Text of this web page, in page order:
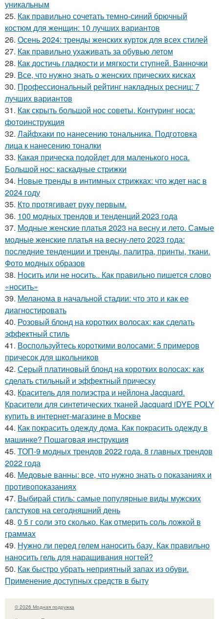
уникальным
25. Как правильно сочетать темно-синий брючный
костюм для женщин: 10 лучших вариантов
26. Осень 2024: тренды женских курток для всех стилей
27. Как правильно ухаживать за обувью летом
28. Как достичь гладкости и мягкости ступней. Ванночки
29. Все, что нужно знать о женских прических кисках
30. Профессиональный рейтинг накладных ресниц: 7
лучших вариантов
31. Как скрыть большой нос советы. Контуринг носа:
фотоинструкция
32. Лайфхаки по нанесению тональника. Подготовка
лица к нанесению тоналки
33. Какая прическа подойдет для маленького носа.
Большой нос: каскадные стрижки
34. Новые тренды в интимных стрижках: что ждет нас в
2024 году
35. Кто протягивает руку первым.
36. 100 модных трендов и тенденций 2023 года
37. Модные женские платья 2023 на весну и лето. Самые
модные женские платья на весну-лето 2023 года:
последние тенденции и тренды, палитра, принты, ткани.
Фото модных образов
38. Носить или не носить.. Как правильно пишется слово
«носить»
39. Меланома в начальной стадии: что это и как ее
диагностировать
40. Розовый блонд на коротких волосах: как сделать
эффектный стиль
41. Воспользуйтесь короткими волосами: 5 примеров
причесок для школьников
42. Серый платиновый блонд на коротких волосах: как
сделать стильный и эффектный прическу
43. Краситель для полиэстра и нейлона Jacquard.
Красители для синтетических тканей Jacquard iDYE POLY
купить в интернет-магазине в Москве
44. Как покрасить одежду дома. Как покрасить одежду в
машинке? Пошаговая инструкция
45. ТОП-9 модных трендов 2022 года. 8 главных трендов
2022 года
46. Медовые ванны: все, что нужно знать о показаниях и
противопоказаниях
47. Выбирай стиль: самые популярные виды мужских
галстуков на сегодняшний день
48. 0 5 г соли это сколько. Как отмерить соль ложкой в
граммах
49. Нужно ли перед гелем наносить базу. Как правильно
наносить гель для наращивания ногтей?
50. Как быстро убрать неприятный запах из обуви.
Применение доступных средств в быту
© 2026 Модная подружка